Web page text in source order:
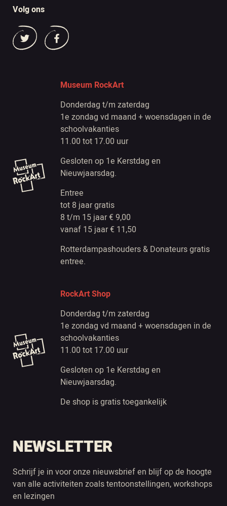
Volg ons
Museum RockArt
Donderdag t/m zaterdag
1e zondag vd maand + woensdagen in de
schoolvakanties
11.00 tot 17.00 uur
Gesloten op 1e Kerstdag en
Nieuwjaarsdag.
Entree
tot 8 jaar gratis
8 t/m 15 jaar € 9,00
vanaf 15 jaar € 11,50
Rotterdampashouders & Donateurs gratis
entree.
RockArt Shop
Donderdag t/m zaterdag
1e zondag vd maand + woensdagen in de
schoolvakanties
11.00 tot 17.00 uur
Gesloten op 1e Kerstdag en
Nieuwjaarsdag.
De shop is gratis toegankelijk
NEWSLETTER
Schrijf je in voor onze nieuwsbrief en blijf op de hoogte
van alle activiteiten zoals tentoonstellingen, workshops
en lezingen